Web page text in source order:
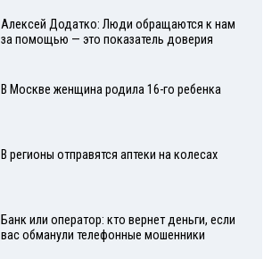
Алексей Додатко: Люди обращаются к нам
за помощью — это показатель доверия
В Москве женщина родила 16-го ребенка
В регионы отправятся аптеки на колесах
Банк или оператор: кто вернет деньги, если
вас обманули телефонные мошенники